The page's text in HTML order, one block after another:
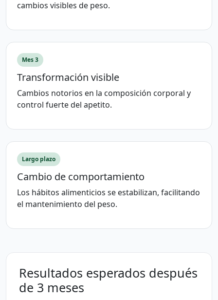
cambios visibles de peso.
Mes 3
Transformación visible
Cambios notorios en la composición corporal y
control fuerte del apetito.
Largo plazo
Cambio de comportamiento
Los hábitos alimenticios se estabilizan, facilitando
el mantenimiento del peso.
Resultados esperados después
de 3 meses